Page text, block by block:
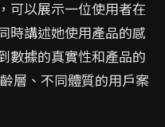
可以展示一位使用者在
時講述她使用產品的感
數據的真實性和產品的
層、不同體質的用戶案